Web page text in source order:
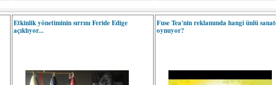
Etkinlik yönetiminin sırrını Feride Edige
açıklıyor...
Fuse Tea'nin reklamında hangi ünlü
oynuyor?